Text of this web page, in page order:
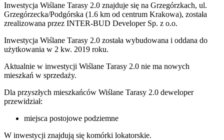
Inwestycja Wiślane Tarasy 2.0 znajduje się na Grzegórzkach, ul.
Grzegórzecka/Podgórska (1.6 km od centrum Krakowa), została
zrealizowana przez INTER-BUD Developer Sp. z o.o.
Inwestycja Wiślane Tarasy 2.0 została wybudowana i oddana do
użytkowania w 2 kw. 2019 roku.
Aktualnie w inwestycji Wiślane Tarasy 2.0 nie ma nowych
mieszkań w sprzedaży.
Dla przyszłych mieszkańców Wiślane Tarasy 2.0 deweloper
przewidział:
miejsca postojowe podziemne
W inwestycji znajdują się komórki lokatorskie.